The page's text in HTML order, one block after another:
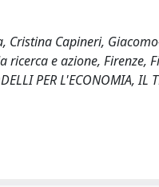
Cristina Capineri,
e azione, Firenze,
PER L'ECONOMIA,